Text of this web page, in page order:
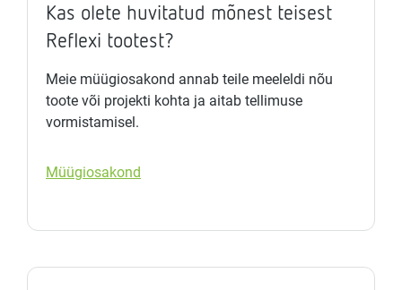
Kas olete huvitatud mõnest teisest
Reflexi tootest?
Meie müügiosakond annab teile meeleldi nõu
toote või projekti kohta ja aitab tellimuse
vormistamisel.
Müügiosakond